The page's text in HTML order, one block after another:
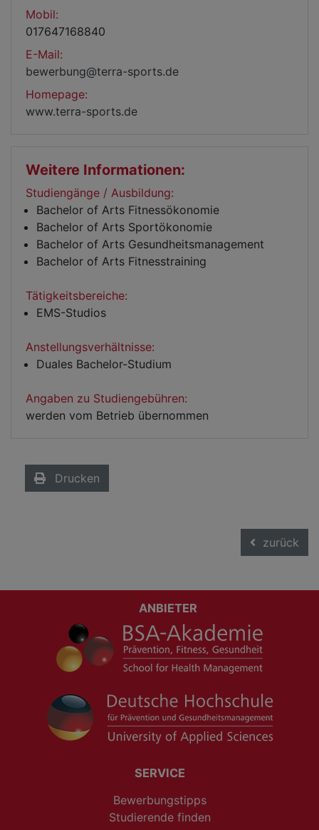
Mobil:
017647168840
E-Mail:
bewerbung@terra-sports.de
Homepage:
www.terra-sports.de
Weitere Informationen:
Studiengänge / Ausbildung:
Bachelor of Arts Fitnessökonomie
Bachelor of Arts Sportökonomie
Bachelor of Arts Gesundheitsmanagement
Bachelor of Arts Fitnesstraining
Tätigkeitsbereiche:
EMS-Studios
Anstellungsverhältnisse:
Duales Bachelor-Studium
Angaben zu Studiengebühren:
werden vom Betrieb übernommen
Drucken
zurück
ANBIETER
SERVICE
Bewerbungstipps
Studierende finden